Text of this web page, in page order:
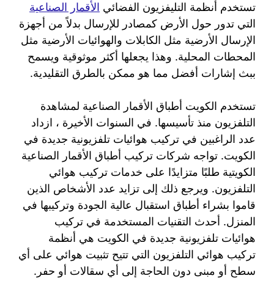
تستخدم أنظمة التليفزيون الفضائي الأقمار الصناعية
التي تدور حول الأرض كمصادر للإرسال بدلاً من أجهزة
الإرسال الأرضية مثل الكابلات والهوائيات الأرضية مثل
المحطات المحلية. وهذا يجعلها أكثر موثوقية ويسمح
ببث إشارات أفضل مما هو ممكن بالطرق التقليدية.
تستخدم الكويت أطباق الأقمار الصناعية لمشاهدة
التلفزيون منذ تأسيسها. في السنوات الأخيرة ، ازداد
عدد الراغبين في تركيب هوائيات تلفزيونية جديدة في
الكويت. تواجه شركات تركيب أطباق الأقمار الصناعية
الكويتية طلبًا متزايدًا على خدمات تركيب هوائي
التلفزيون. ويرجع ذلك إلى تزايد عدد الأشخاص الذين
قاموا بشراء أطباق استقبال عالية الجودة وتركيبها في
المنزل. أحدث التقنيات المستخدمة في تركيب
هوائيات تلفزيونية جديدة في الكويت هي أنظمة
تركيب هوائي التلفزيون التي تتيح تثبيت هوائي على أي
سطح أو مبنى دون الحاجة إلى أي سقالات أو حفر.